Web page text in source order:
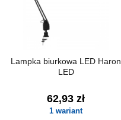
Lampka biurkowa LED Haron
LED
62,93 zł
1 wariant